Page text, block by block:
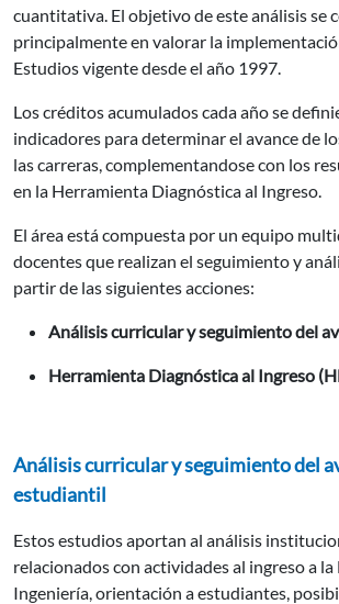
cuantitativa. El objetivo de este análisis se
principalmente en valorar la
Estudios vigente desde el año 1997.
Los créditos acumulados cada año se
indicadores para determinar el avance de
las carreras, complementandose con los
en la Herramienta Diagnóstica al Ingreso.
El área está compuesta por un equipo
docentes que realizan el seguimiento y
partir de las siguientes acciones:
Análisis curricular y seguimiento del
Herramienta Diagnóstica al Ingreso
Análisis curricular y seguimiento del
estudiantil
Estos estudios aportan al análisis
relacionados con actividades al ingreso a
Ingeniería, orientación a estudiantes,